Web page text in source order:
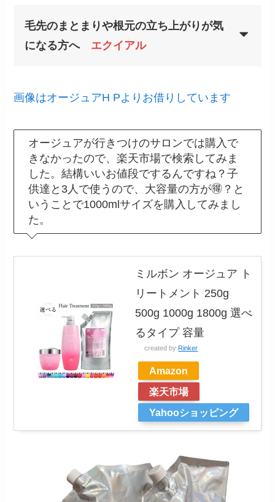
毛先のまとまりや根元の立ち上がりが気
になる方へ
エクイアル
画像はオージュアH Pよりお借りしています
オージュアが行きつけのサロンでは購入で
きなかったので、楽天市場で検索してみま
した。結構いいお値段でするんですね？子
供達と3人で使うので、大容量の方が🉐？と
いうことで1000mlサイズを購入してみまし
た。
ミルボン オージュア ト
リートメント 250g
500g 1000g 1800g 選べ
るタイプ 容量
created by Rinker
Amazon
楽天市場
Yahooショッピング